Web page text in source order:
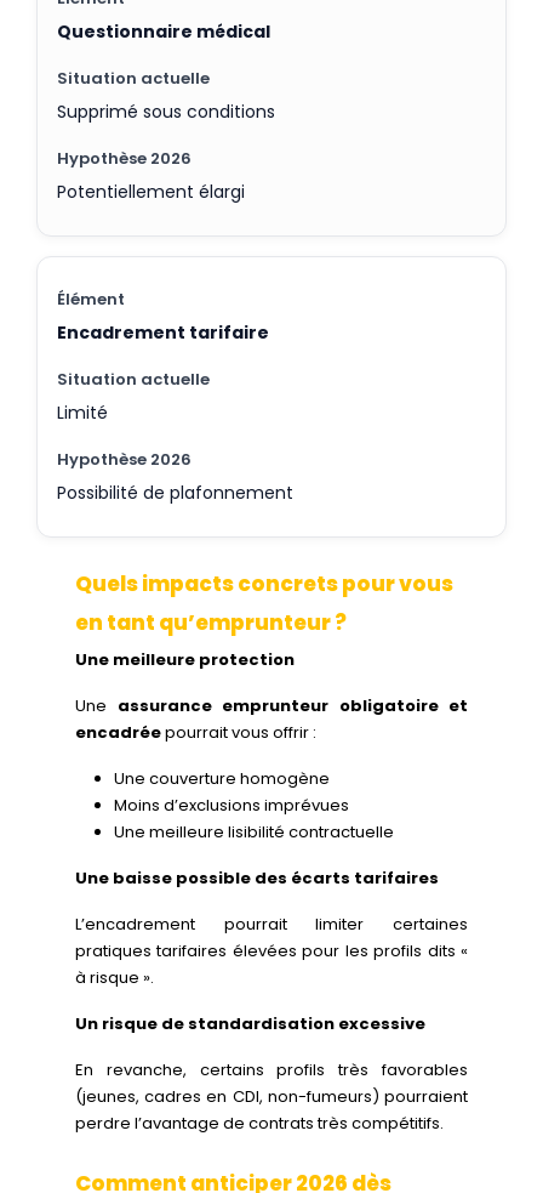
Questionnaire médical
Supprimé sous conditions
Potentiellement élargi
Encadrement tarifaire
Limité
Possibilité de plafonnement
Quels impacts concrets pour vous
en tant qu’emprunteur ?
Une meilleure protection
Une assurance emprunteur obligatoire et
encadréepourrait vous offrir :
Une couverture homogène
Moins d’exclusions imprévues
Une meilleure lisibilité contractuelle
Une baisse possible des écarts tarifaires
L’encadrement pourrait limiter certaines
pratiques tarifaires élevées pour les profils dits «
à risque ».
Un risque de standardisation excessive
En revanche, certains profils très favorables
(jeunes, cadres en CDI, non-fumeurs) pourraient
perdre l’avantage de contrats très compétitifs.
Comment anticiper 2026 dès